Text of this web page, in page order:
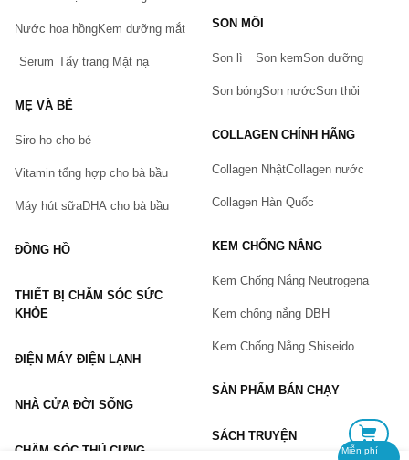
Miễn phí
Hãy báo lỗi cho chúng tôi. Hoặc gọi cho chúng tôi qua số
Vấn đề(*)
Nước hoa hồngKem dưỡng mắt
Serum Tẩy trang Mặt nạ
MẸ VÀ BÉ
Siro ho cho bé
Vitamin tổng hợp cho bà bầu
Máy hút sữaDHA cho bà bầu
ĐỒNG HỒ
THIẾT BỊ CHĂM SÓC SỨC
KHỎE
ĐIỆN MÁY ĐIỆN LẠNH
NHÀ CỬA ĐỜI SỐNG
CHĂM SÓC THÚ CƯNG
SON MÔI
Son lì Son kemSon dưỡng
Son bóngSon nướcSon thỏi
COLLAGEN CHÍNH HÃNG
Collagen NhậtCollagen nước
Collagen Hàn Quốc
KEM CHỐNG NẮNG
Kem Chống Nắng Neutrogena
Kem chống nắng DBH
Kem Chống Nắng Shiseido
SẢN PHẨM BÁN CHẠY
SÁCH TRUYỆN